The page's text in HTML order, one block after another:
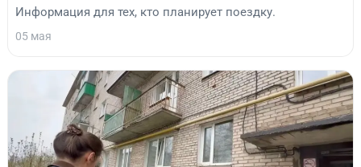
Информация для тех, кто планирует поездку.
05 мая